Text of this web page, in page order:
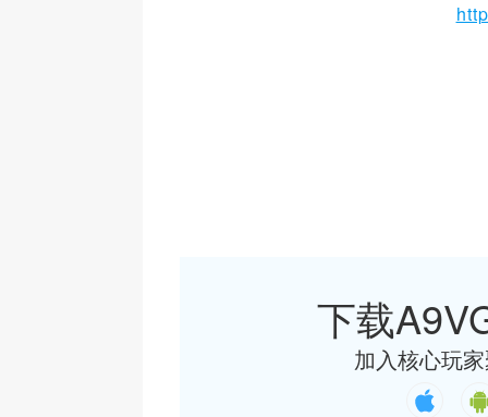
下载
加入核心玩